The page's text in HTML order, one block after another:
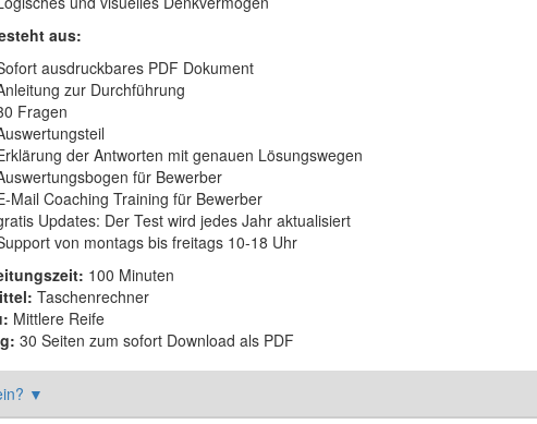
aus:
ausdruckbares PDF Dokument
zur Durchführung
Fragen
der Antworten mit genauen Lösungswegen
für Bewerber
Mail Coaching Training für Bewerber
Updates: Der Test wird jedes Jahr aktualisiert
von montags bis freitags 10-18 Uhr
100 Minuten
Taschenrechner
Mittlere Reife
30 Seiten zum sofort Download als PDF
▼